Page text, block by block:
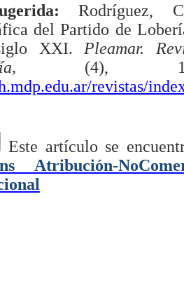
Rodríguez,
del Partido de
XXI. Pleamar.
(4),
revistas/
Este artículo se
Atribución-